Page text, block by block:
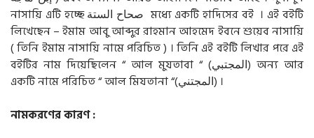
নাসায়ি এটি হচ্ছে صحاح الستة মধ্যে একটি হাদিসের বই । এই বইটি
লিখেছেন – ইমাম আবু আব্দুর রাহমান আহমেদ ইবনে শুয়েব নাসায়ি
( তিনি ইমাম নাসায়ি নামে পরিচিত ) । তিনি এই বইটি লিখার পরে এই
বইটির নাম দিয়েছিলেন “ আল মুযতাবা “ (المجتبي) অন্য আর
একটি নামে পরিচিত “ আল মিযতানা “(المجتني) ।
নামকরণের কারণ :